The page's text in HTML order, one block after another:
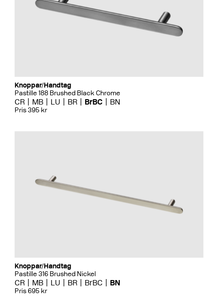
Knoppar/Handtag
Pastille 188 Brushed Black Chrome
CR MB LU BR BrBC BN
Pris 395 kr
Knoppar/Handtag
Pastille 316 Brushed Nickel
CR MB LU BR BrBC BN
Pris 695 kr